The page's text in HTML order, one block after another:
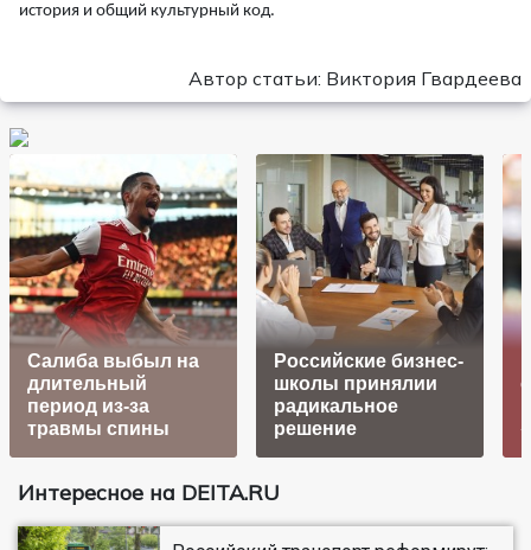
история и общий культурный код.
Автор статьи: Виктория Гвардеева
Салиба выбыл на
длительный
период из-за
травмы спины
Российские бизнес-
школы принялии
радикальное
решение
Интересное на DEITA.RU